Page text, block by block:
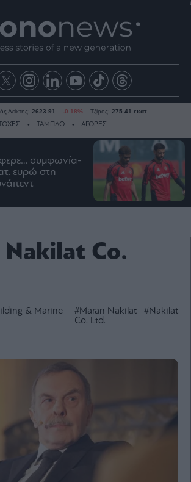
Δείκτης: 2623.91 -0.18% Τζίρος: 275.41 εκατ.
ΤΑΜΠΛΟ ΑΓΟΡΕΣ
συμφωνία-
ευρώ στη
Nakilat Co.
& Marine
#Maran Nakilat
Co. Ltd.
#Nakilat